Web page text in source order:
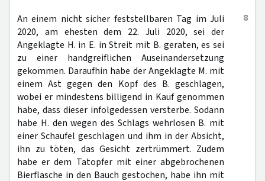
8
An einem nicht sicher feststellbaren Tag im Juli
2020, am ehesten dem 22. Juli 2020, sei der
Angeklagte H. in E. in Streit mit B. geraten, es sei
zu einer handgreiflichen Auseinandersetzung
gekommen. Daraufhin habe der Angeklagte M. mit
einem Ast gegen den Kopf des B. geschlagen,
wobei er mindestens billigend in Kauf genommen
habe, dass dieser infolgedessen versterbe. Sodann
habe H. den wegen des Schlags wehrlosen B. mit
einer Schaufel geschlagen und ihm in der Absicht,
ihn zu töten, das Gesicht zertrümmert. Zudem
habe er dem Tatopfer mit einer abgebrochenen
Bierflasche in den Bauch gestochen, habe ihn mit